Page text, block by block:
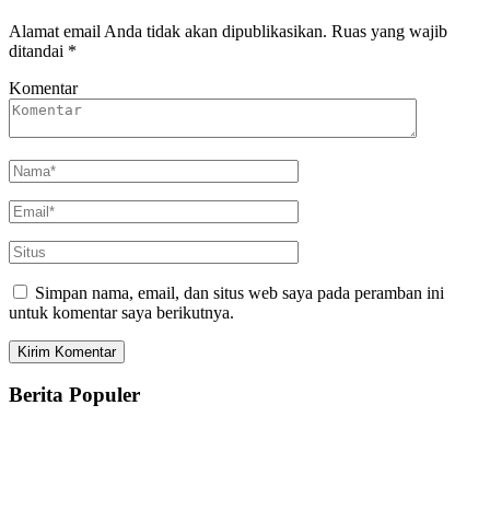
Alamat email Anda tidak akan dipublikasikan. Ruas yang wajib
ditandai *
Komentar
Simpan nama, email, dan situs web saya pada peramban ini
untuk komentar saya berikutnya.
Berita Populer